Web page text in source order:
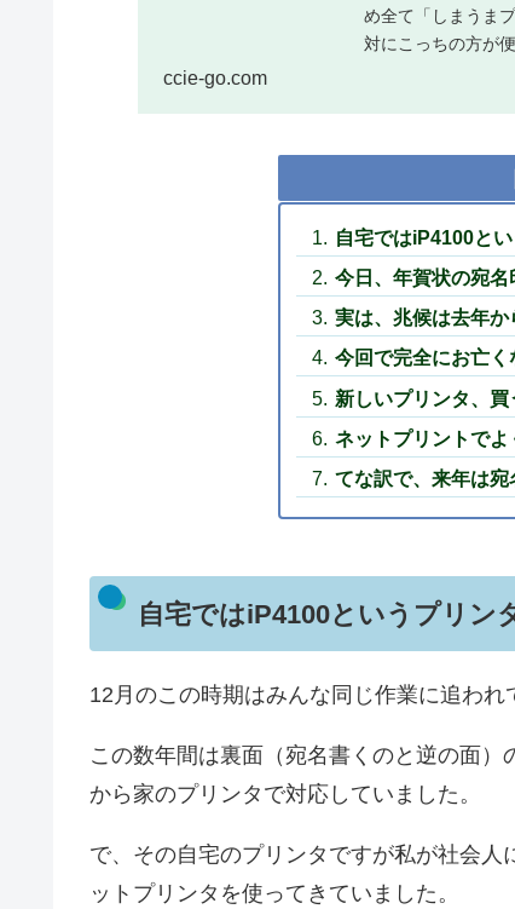
め全て「しまうま
対にこっちの方が
ccie-go.com
自宅ではiP4100と
今日、年賀状の宛名
実は、兆候は去年か
今回で完全にお亡
新しいプリンタ、買
ネットプリントでよ
てな訳で、来年は
自宅ではiP4100というプリン
12月のこの時期はみんな同じ作業に追われ
この数年間は裏面（宛名書くのと逆の面
から家のプリンタで対応していました。
で、その自宅のプリンタですが私が社会
ットプリンタを使ってきていました。